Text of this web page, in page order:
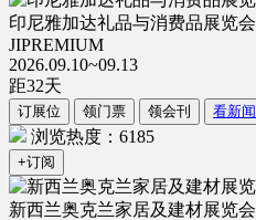
印尼雅加达礼品与消费品展览会
JIPREMIUM
2026.09.10~09.13
距32天
订展位 领门票 领会刊 看新闻
浏览热度：6185
+订阅
新西兰奥克兰家居及建材展览会